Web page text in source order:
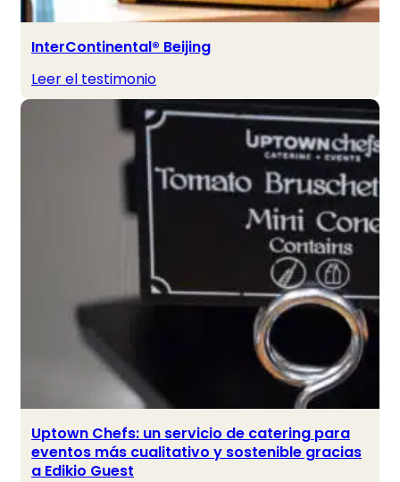
InterContinental® Beijing
Leer el testimonio
Uptown Chefs: un servicio de catering para
eventos más cualitativo y sostenible gracias
a Edikio Guest